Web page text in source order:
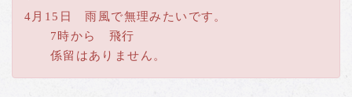
4月15日 雨風で無理みたいです。
7時から 飛行
係留はありません。